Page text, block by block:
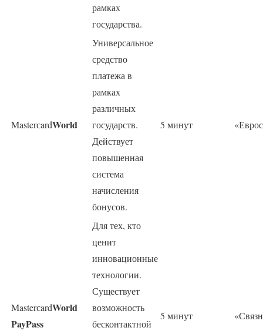
рамках
государства.
MasterсardWorld
Универсальное
средство
платежа в
рамках
различных
государств.
Действует
повышенная
система
начисления
бонусов.
5 минут
MasterсardWorld
PayPass
Для тех, кто
ценит
инновационные
технологии.
Существует
возможность
бесконтактной
5 минут